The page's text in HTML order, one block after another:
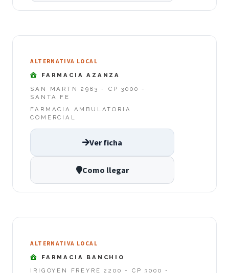
ALTERNATIVA LOCAL
FARMACIA AZANZA
SAN MARTN 2983 - CP 3000 -
SANTA FE
FARMACIA AMBULATORIA
COMERCIAL
Ver ficha
Como llegar
ALTERNATIVA LOCAL
FARMACIA BANCHIO
IRIGOYEN FREYRE 2200 - CP 3000 -